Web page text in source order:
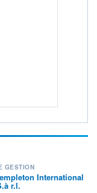
+ LISTE
GESTION
International
r.l.